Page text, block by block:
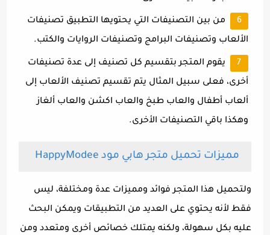
من بين التصنيفات التي يحتويها التطبيق تصنيفات
الألعاب وتصنيفات البرامج وتصنيفات الروايات والكتب.
يقوم المتجر بتقسيم كل تصنيف إلى عدة تصنيفات
أخرى، فعلى سبيل المثال يتم تقسيم تصنيف الألعاب إلى
ألعاب أطفال والعاب طبخ والعاب اكشن والعاب ألغاز
وهكذا باقي التصنيفات الأخرى.
مميزات تحميل متجر هابي مود HappyModee
ولتحميل هذا المتجر فوائد ومميزات عدة ومختلفة، ليس
فقط لأنه يحتوي على العديد من التطبيقات ويمكن البحث
عليه بكل سهولة، ولكنه يمتلك خصائص أخرى ومتعدد ومن